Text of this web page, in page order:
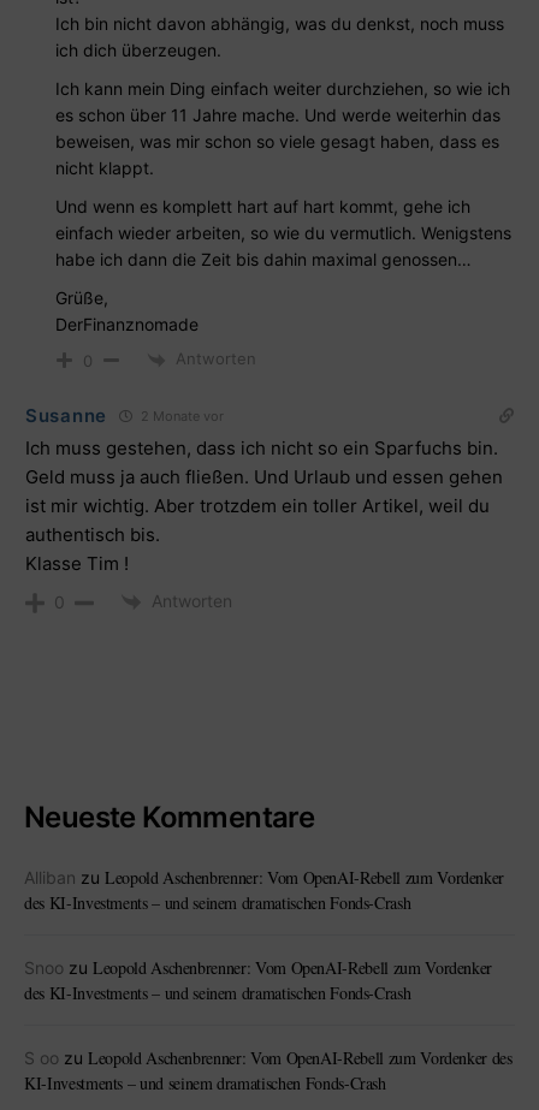
Ich bin nicht davon abhängig, was du denkst, noch muss
ich dich überzeugen.
Ich kann mein Ding einfach weiter durchziehen, so wie ich
es schon über 11 Jahre mache. Und werde weiterhin das
beweisen, was mir schon so viele gesagt haben, dass es
nicht klappt.
Und wenn es komplett hart auf hart kommt, gehe ich
einfach wieder arbeiten, so wie du vermutlich. Wenigstens
habe ich dann die Zeit bis dahin maximal genossen…
Grüße,
DerFinanznomade
0 Antworten
Susanne 2 Monate vor
Ich muss gestehen, dass ich nicht so ein Sparfuchs bin.
Geld muss ja auch fließen. Und Urlaub und essen gehen
ist mir wichtig. Aber trotzdem ein toller Artikel, weil du
authentisch bis.
Klasse Tim !
0 Antworten
Neueste Kommentare
Alliban zu Leopold Aschenbrenner: Vom OpenAI-Rebell zum Vordenker
des KI-Investments – und seinem dramatischen Fonds-Crash
Snoo zu Leopold Aschenbrenner: Vom OpenAI-Rebell zum Vordenker
des KI-Investments – und seinem dramatischen Fonds-Crash
S oo zu Leopold Aschenbrenner: Vom OpenAI-Rebell zum Vordenker des
KI-Investments – und seinem dramatischen Fonds-Crash